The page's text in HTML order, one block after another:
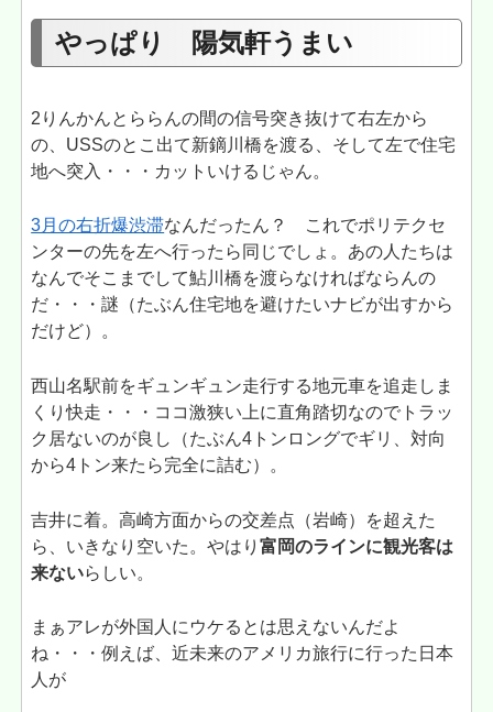
やっぱり 陽気軒うまい
2りんかんとららんの間の信号突き抜けて右左から
の、USSのとこ出て新鏑川橋を渡る、そして左で住宅
地へ突入・・・カットいけるじゃん。
3月の右折爆渋滞なんだったん？ これでポリテクセ
ンターの先を左へ行ったら同じでしょ。あの人たちは
なんでそこまでして鮎川橋を渡らなければならんの
だ・・・謎（たぶん住宅地を避けたいナビが出すから
だけど）。
西山名駅前をギュンギュン走行する地元車を追走しま
くり快走・・・ココ激狭い上に直角踏切なのでトラッ
ク居ないのが良し（たぶん4トンロングでギリ、対向
から4トン来たら完全に詰む）。
吉井に着。高崎方面からの交差点（岩崎）を超えた
ら、いきなり空いた。やはり富岡のラインに観光客は
来ないらしい。
まぁアレが外国人にウケるとは思えないんだよ
ね・・・例えば、近未来のアメリカ旅行に行った日本
人が